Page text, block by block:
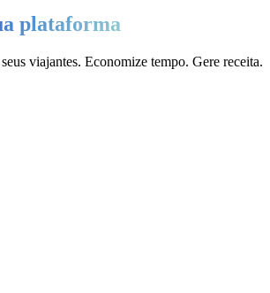
plataforma
viajantes. Economize tempo. Gere receita.